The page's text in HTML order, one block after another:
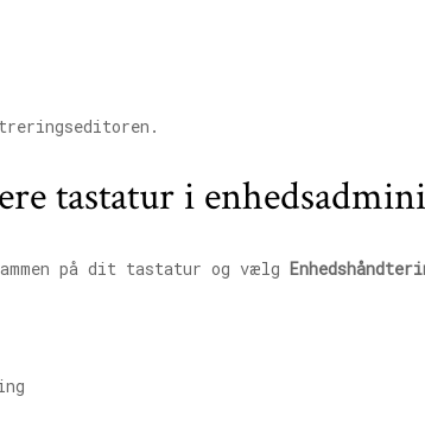
tastatur i
på dit tastatur og vælg